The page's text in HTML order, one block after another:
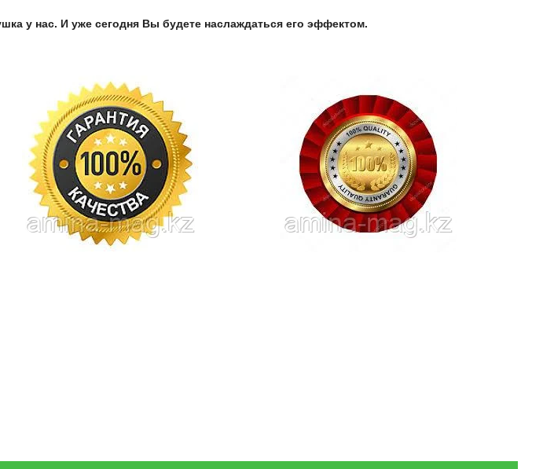
у нас. И уже сегодня Вы будете наслаждаться его эффектом.